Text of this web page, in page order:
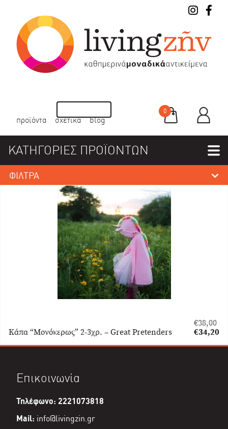
προϊόντα σχετικά blog
0
ΚΑΤΗΓΟΡΙΕΣ ΠΡΟΪΟΝΤΩΝ
ΦΙΛΤΡΑ
Κάπα “Μονόκερως” 2-3χρ. – Great Pretenders
€38,00
Original
was:
€34,20
τρέχουσα
Επικοινωνία
Τηλέφωνο: 2221073818
Mail: info@livingzin.gr